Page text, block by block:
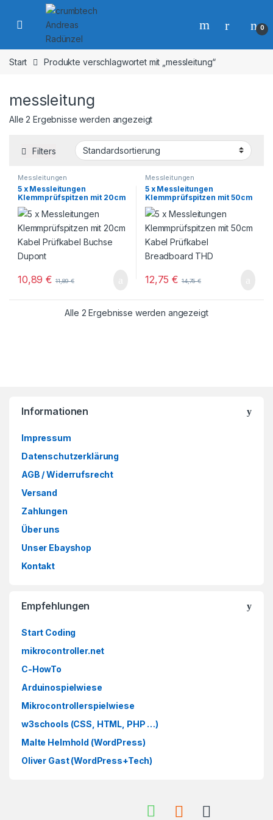
Skip to navigation
Skip to content
0
Start Produkte verschlagwortet mit „messleitung“
messleitung
Alle 2 Ergebnisse werden angezeigt
Filters
Messleitungen
5 x Messleitungen
Klemmprüfspitzen mit 20cm
Kabel Prüfkabel Buchse
Dupont
10,89€ 11,89€
Messleitungen
5 x Messleitungen
Klemmprüfspitzen mit 50cm
Kabel Prüfkabel Breadboard
THD
12,75€ 14,75€
Alle 2 Ergebnisse werden angezeigt
Informationen
Impressum
Datenschutzerklärung
AGB / Widerrufsrecht
Versand
Zahlungen
Über uns
Unser Ebayshop
Kontakt
Empfehlungen
Start Coding
mikrocontroller.net
C-HowTo
Arduinospielwiese
Mikrocontrollerspielwiese
w3schools (CSS, HTML, PHP …)
Malte Helmhold (WordPress)
Oliver Gast (WordPress+Tech)